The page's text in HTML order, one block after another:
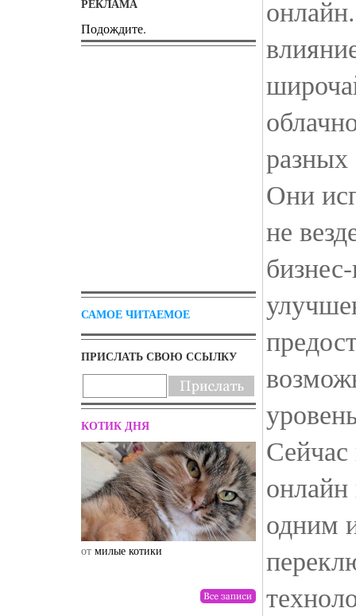
РЕКЛАМА
Подождите.
САМОЕ ЧИТАЕМОЕ
ПРИСЛАТЬ СВОЮ ССЫЛКУ
КОТИК ДНЯ
от милые котики
разных
Они
не
Сейчас
онлайн
одним